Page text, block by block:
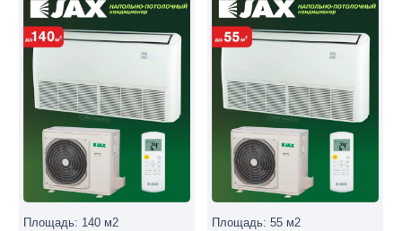
ACT–
60HE7/ACX-
60HE7
(ACT–
60HE6/ACX-
60HE6
модель
2025г.)
Площадь: 140 м2
Площадь: 55 м2